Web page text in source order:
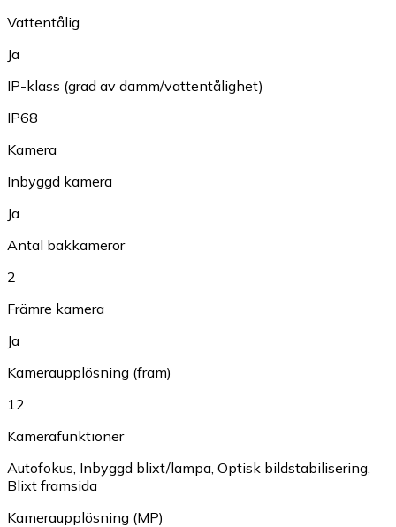
Vattentålig
Ja
IP-klass (grad av damm/vattentålighet)
IP68
Kamera
Inbyggd kamera
Ja
Antal bakkameror
2
Främre kamera
Ja
Kameraupplösning (fram)
12
Kamerafunktioner
Autofokus Inbyggd blixt/lampa Optisk bildstabilisering
Blixt framsida
Kameraupplösning (MP)